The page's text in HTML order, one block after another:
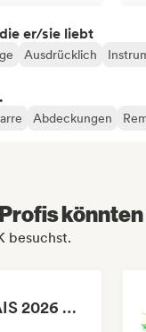
er/sie liebt
Ausdrücklich
Abdeckungen
könnten
besuchst.
RAP FRANÇAIS 2026 🔥🇫🇷 (Way Records)